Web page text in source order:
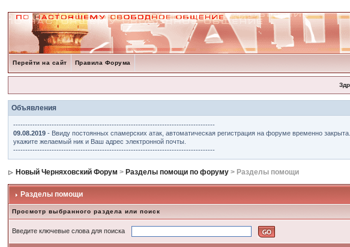
Перейти на сайт Правила Форума
Объявления
------------------------------------------------------------------------------------
09.08.2019 - Ввиду постоянных спамерских атак, автоматическая регистрация на форуме временно
укажите желаемый ник и Ваш адрес электронной почты.
------------------------------------------------------------------------------------
Новый Черняховский Форум > Разделы помощи по форуму > Разделы помощи
Разделы помощи
Просмотр выбранного раздела или поиск
Введите ключевые слова для поиска